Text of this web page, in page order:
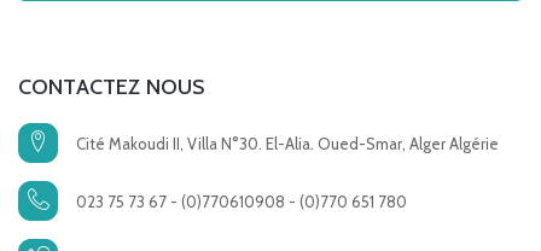
CONTACTEZ NOUS
Cité Makoudi II, Villa N°30. El-Alia. Oued-Smar, Alger Algérie
023 75 73 67 - (0)770610908 - (0)770 651 780